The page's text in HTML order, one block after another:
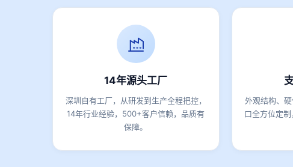
14年源头工厂
深圳自有工厂，从研发到生产全程把控，
14年行业经验，500+客户信赖，品质有
保障。
外观结构、
口全方位定制